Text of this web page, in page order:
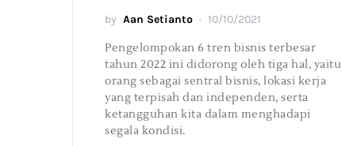
by Aan Setianto 10/10/2021
Pengelompokan 6 tren bisnis terbesar
tahun 2022 ini didorong oleh tiga hal, yaitu
orang sebagai sentral bisnis, lokasi kerja
yang terpisah dan independen, serta
ketangguhan kita dalam menghadapi
segala kondisi.